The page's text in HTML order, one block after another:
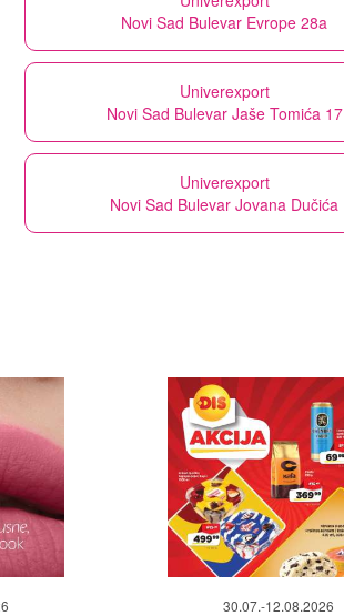
Novi Sad Bulevar Evrope 28a
Univerexport
Novi Sad Bulevar Jaše Tomića 17
Univerexport
Novi Sad Bulevar Jovana Dučića
30.07.-12.08.2026